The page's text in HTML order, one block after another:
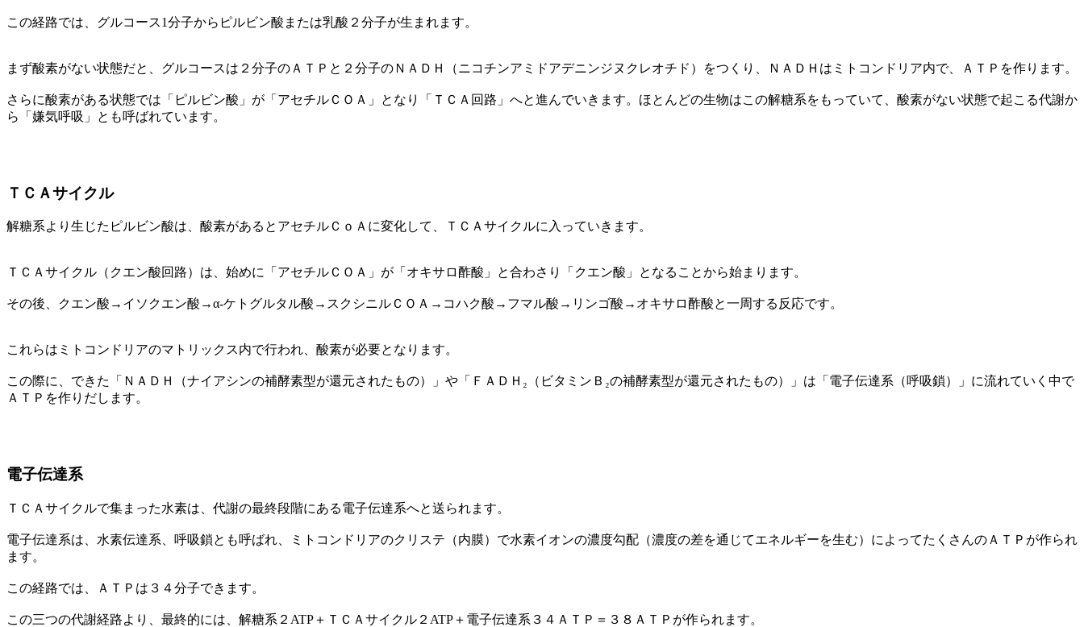
この経路では、グルコース1分子からピルビン酸または乳酸２分子が生まれます。
まず酸素がない状態だと、グルコースは２分子のＡＴＰと２分子のＮＡＤＨ（ニコチンアミドアデニンジヌクレオチド）をつくり、ＮＡＤＨはミトコンドリア内で、ＡＴＰを作ります。
さらに酸素がある状態では「ピルビン酸」が「アセチルＣＯＡ」となり「ＴＣＡ回路」へと進んでいきます。ほとんどの生物はこの解糖系をもっていて、酸素がない状態で起こる代謝か
ら「嫌気呼吸」とも呼ばれています。
ＴＣＡサイクル
解糖系より生じたピルビン酸は、酸素があるとアセチルＣｏＡに変化して、ＴＣＡサイクルに入っていきます。
ＴＣＡサイクル（クエン酸回路）は、始めに「アセチルＣＯＡ」が「オキサロ酢酸」と合わさり「クエン酸」となることから始まります。
その後、クエン酸→イソクエン酸→α‐ケトグルタル酸→スクシニルＣＯＡ→コハク酸→フマル酸→リンゴ酸→オキサロ酢酸と一周する反応です。
これらはミトコンドリアのマトリックス内で行われ、酸素が必要となります。
この際に、できた「ＮＡＤＨ（ナイアシンの補酵素型が還元されたもの）」や「ＦＡＤＨ₂（ビタミンＢ₂の補酵素型が還元されたもの）」は「電子伝達系（呼吸鎖）」に流れていく中で
ＡＴＰを作りだします。
電子伝達系
ＴＣＡサイクルで集まった水素は、代謝の最終段階にある電子伝達系へと送られます。
電子伝達系は、水素伝達系、呼吸鎖とも呼ばれ、ミトコンドリアのクリステ（内膜）で水素イオンの濃度勾配（濃度の差を通じてエネルギーを生む）によってたくさんのＡＴＰが作られ
ます。
この経路では、ＡＴＰは３４分子できます。
この三つの代謝経路より、最終的には、解糖系２ATP＋ＴＣＡサイクル２ATP＋電子伝達系３４ＡＴＰ＝３８ＡＴＰが作られます。